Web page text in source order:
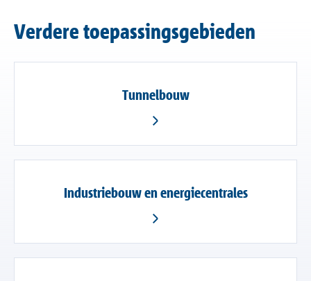
Verdere toepassingsgebieden
Tunnelbouw
Industriebouw en energiecentrales